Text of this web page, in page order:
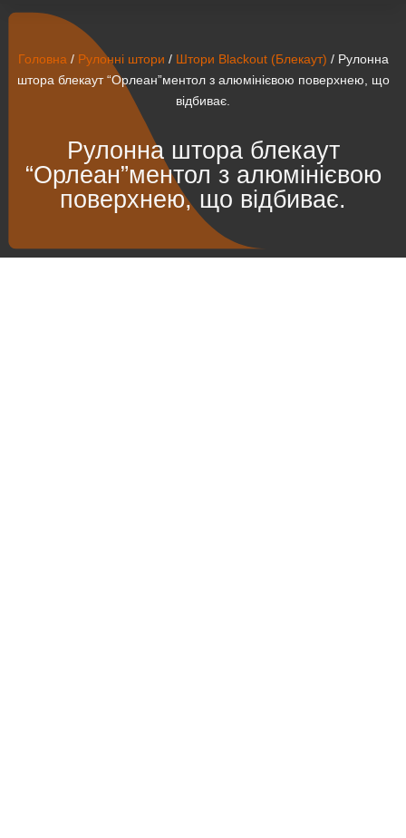
Головна / Рулонні штори / Штори Blackout (Блекаут) / Рулонна
штора блекаут “Орлеан”ментол з алюмінієвою поверхнею, що
відбиває.
Рулонна штора блекаут
“Орлеан”ментол з алюмінієвою
поверхнею, що відбиває.